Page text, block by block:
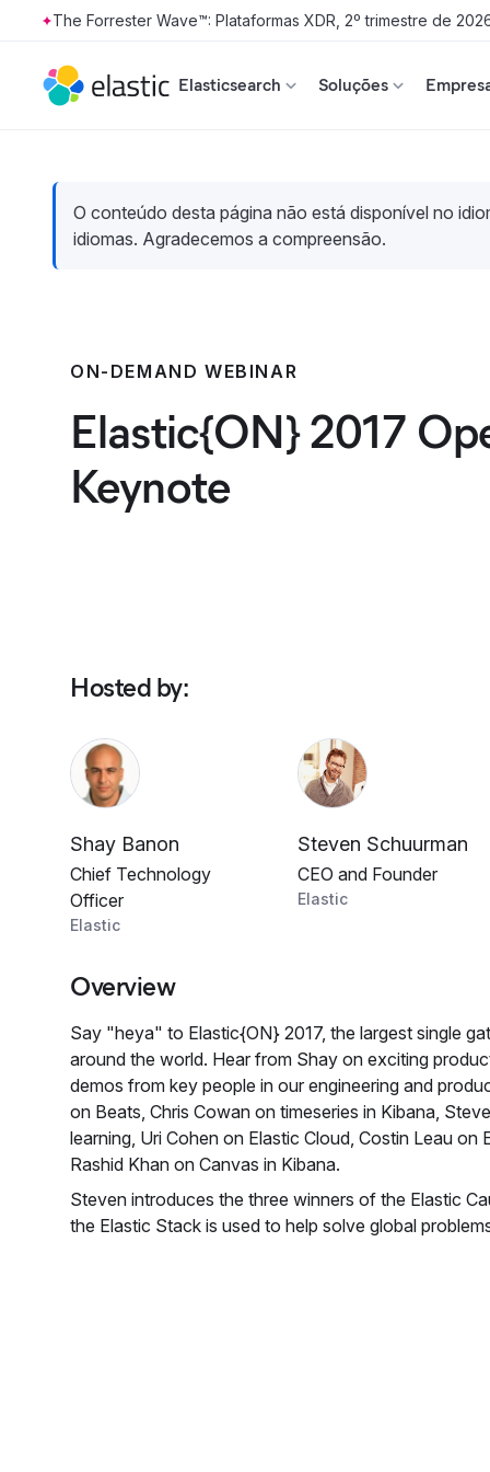
Skip to main content
The Forrester Wave™: Plataformas XDR, 2º trimestre de
Elasticsearch Soluções
O conteúdo desta página não está disponível no
idiomas. Agradecemos a compreensão.
ON-DEMAND WEBINAR
Elastic{ON} 2017
Keynote
Hosted by:
Shay Banon
Chief Technology
Officer
Elastic
Steven Schuurman
CEO and Founder
Elastic
Overview
Say "heya" to Elastic{ON} 2017, the largest single
around the world. Hear from Shay on exciting
demos from key people in our engineering and
on Beats, Chris Cowan on timeseries in Kibana,
learning, Uri Cohen on Elastic Cloud, Costin Leau on
Rashid Khan on Canvas in Kibana.
Steven introduces the three winners of the Elastic
the Elastic Stack is used to help solve global